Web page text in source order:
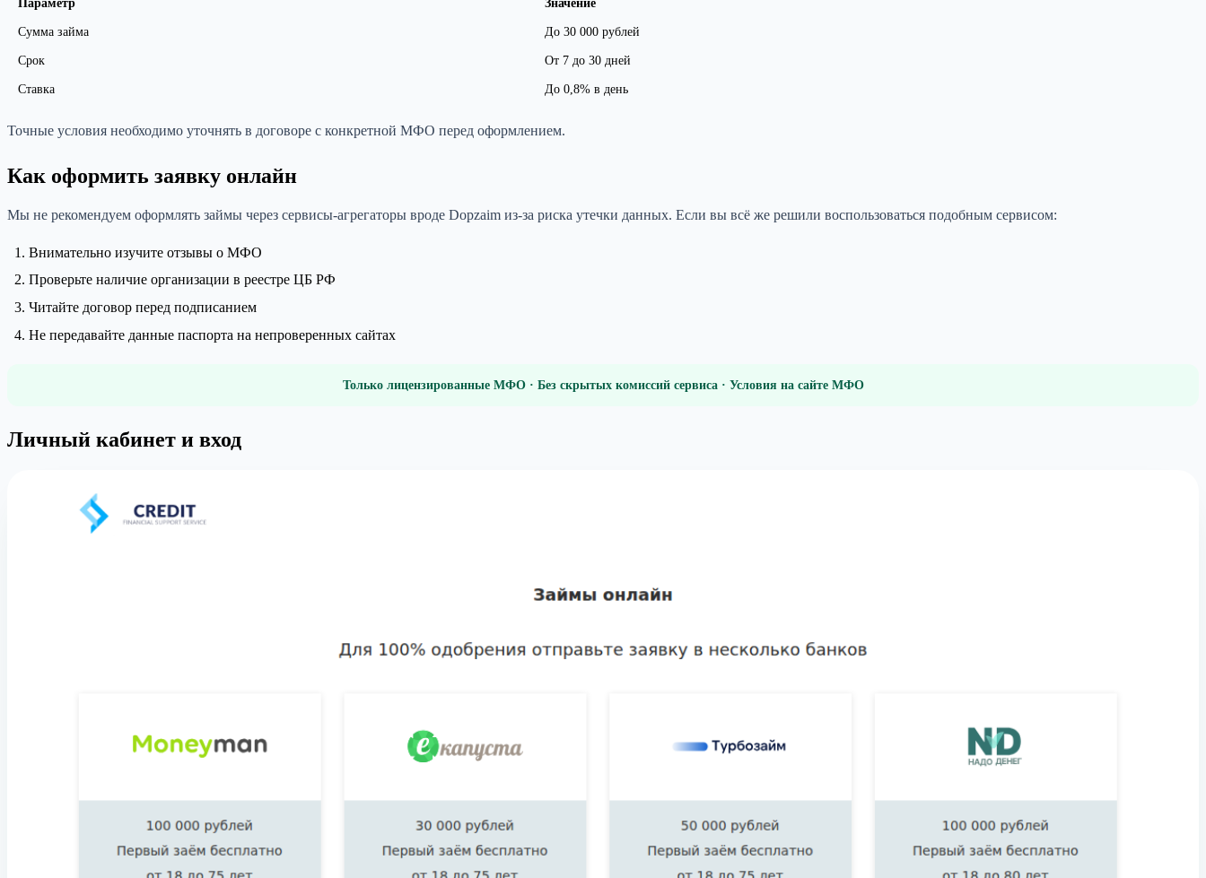
Параметр Значение
Сумма займа До 30 000 рублей
Срок От 7 до 30 дней
Ставка До 0,8% в день
Точные условия необходимо уточнять в договоре с конкретной МФО перед оформлением.
Как оформить заявку онлайн
Мы не рекомендуем оформлять займы через сервисы-агрегаторы вроде Dopzaim из-за риска утечки данных. Если вы всё же решили воспользоваться подобным сервисом:
Внимательно изучите отзывы о МФО
Проверьте наличие организации в реестре ЦБ РФ
Читайте договор перед подписанием
Не передавайте данные паспорта на непроверенных сайтах
Только лицензированные МФО · Без скрытых комиссий сервиса · Условия на сайте МФО
Личный кабинет и вход